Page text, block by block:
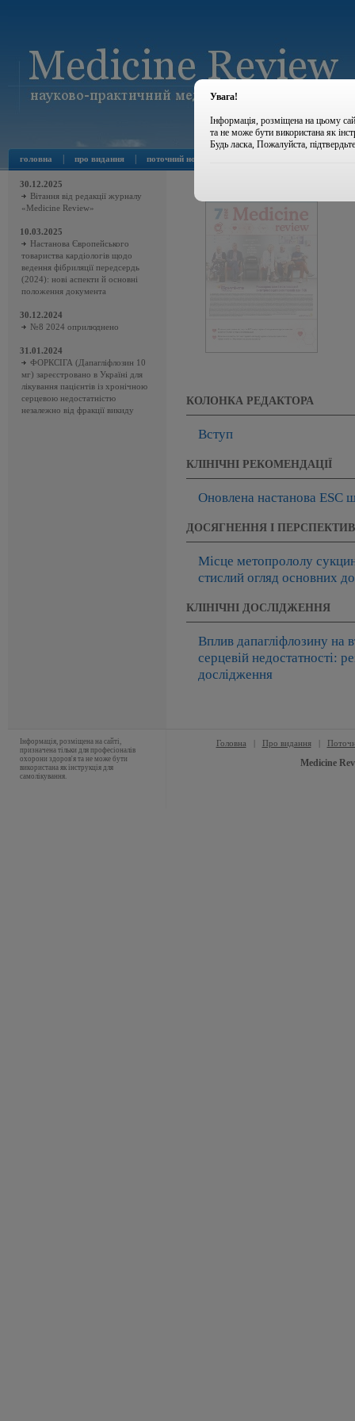
головна про видання поточний номер
30.12.2025
Вітання від редакції журналу
«Medicine Review»
10.03.2025
Настанова Європейського
товариства кардіологів щодо
ведення фібриляції передсердь
(2024): нові аспекти й основні
положення документа
30.12.2024
№8 2024 оприлюднено
31.01.2024
ФОРКСІГА (Дапагліфлозин 10
мг) зареєстровано в Україні для
лікування пацієнтів із хронічною
серцевою недостатністю
незалежно від фракції викиду
КОЛОНКА РЕДАКТОРА
Вступ
КЛІНІЧНІ РЕКОМЕНДАЦІЇ
Оновлена настанова ESC
ДОСЯГНЕННЯ І
Місце метопрололу
стислий огляд основних
КЛІНІЧНІ ДОСЛІДЖЕННЯ
Вплив дапагліфлозину на
серцевій недостатності:
дослідження
Інформація, розміщена на сайті,
призначена тільки для професіоналів
охорони здоров'я та не може бути
використана як інструкція для
самолікування.
Головна | Про видання |
Medicine
Увага!
Інформація, розміщена на цьому
та не може бути використана як
Будь ласка, Пожалуйста,